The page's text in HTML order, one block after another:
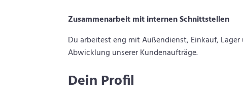
Zusammenarbeit mit internen Schnittstellen
Du arbeitest eng mit Außendienst, Einkauf,
Abwicklung unserer Kundenaufträge.
Dein Profil